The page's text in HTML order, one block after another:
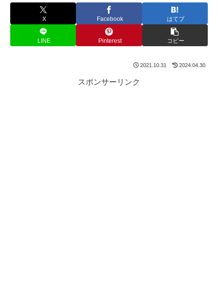
X Facebook はてブ
LINE Pinterest コピー
2021.10.31 2024.04.30
スポンサーリンク